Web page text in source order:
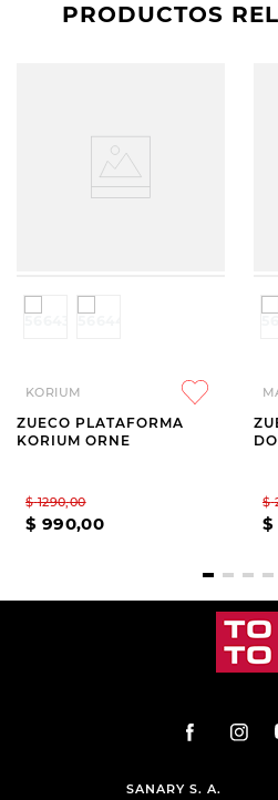
PRODUCTOS
KORIUM
ZUECO PLATAFORMA
KORIUM ORNE
$ 1290,00
$ 990,00
$
$
SANARY S. A.